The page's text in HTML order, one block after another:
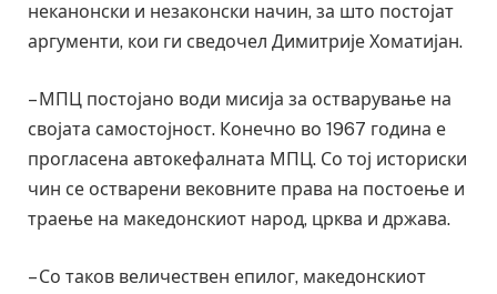
неканонски и незаконски начин, за што постојат
аргументи, кои ги сведочел Димитрије Хоматијан.
– МПЦ постојано води мисија за остварување на
својата самостојност. Конечно во 1967 година е
прогласена автокефалната МПЦ. Со тој историски
чин се остварени вековните права на постоење и
траење на македонскиот народ, црква и држава.
– Со таков величествен епилог, македонскиот